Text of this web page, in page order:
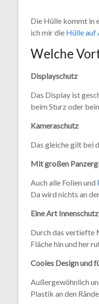
Die Hülle kommt in
ich mir die Hülle auf
Welche
Displayschutz
Das Display ist
beim Sturz oder
Kameraschutz
Das gleiche gilt bei
Mit großen
Auch alle Folien und
Da wird nichts an
Eine Art Innenschutz
Durch das vertiefte
Fläche hin und her
Cooles Design und
Außergewöhnlich
Plastik an den